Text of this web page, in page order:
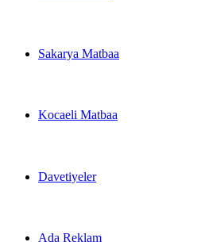
Sakarya Matbaa
Kocaeli Matbaa
Davetiyeler
Ada Reklam